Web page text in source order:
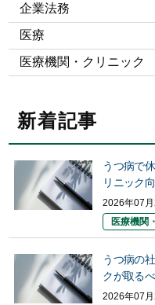
企業法務
医療
医療機関・クリニック
新着記事
うつ病で
リニック
2026年07
医療機関
うつ病の
クが取る
2026年07